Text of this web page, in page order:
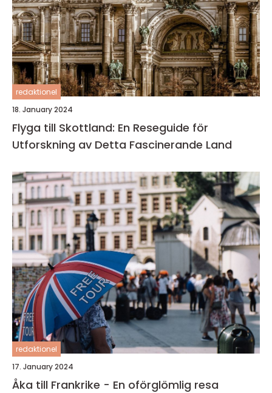
redaktionel
18. January 2024
Flyga till Skottland: En Reseguide för
Utforskning av Detta Fascinerande Land
redaktionel
17. January 2024
Åka till Frankrike - En oförglömlig resa